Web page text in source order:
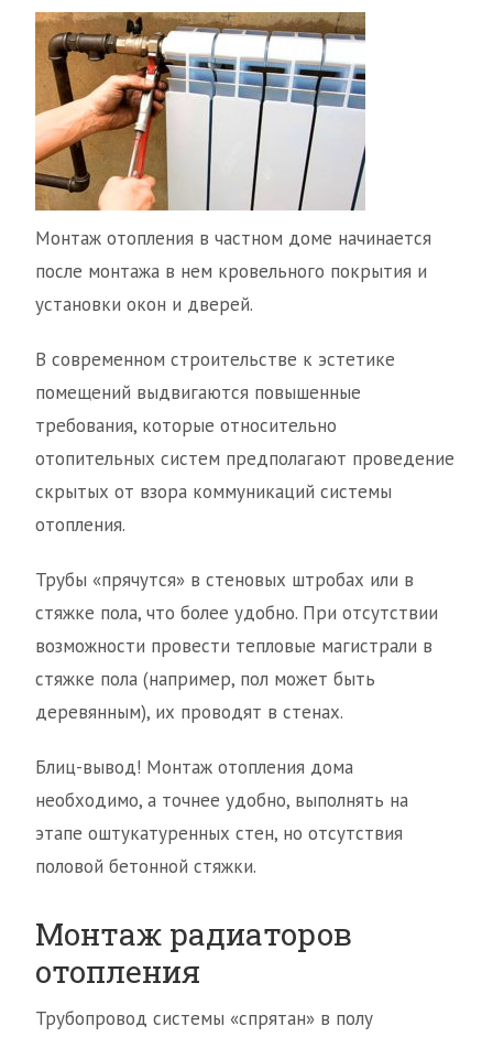
Монтаж отопления в частном доме начинается
после монтажа в нем кровельного покрытия и
установки окон и дверей.
В современном строительстве к эстетике
помещений выдвигаются повышенные
требования, которые относительно
отопительных систем предполагают проведение
скрытых от взора коммуникаций системы
отопления.
Трубы «прячутся» в стеновых штробах или в
стяжке пола, что более удобно. При отсутствии
возможности провести тепловые магистрали в
стяжке пола (например, пол может быть
деревянным), их проводят в стенах.
Блиц-вывод! Монтаж отопления дома
необходимо, а точнее удобно, выполнять на
этапе оштукатуренных стен, но отсутствия
половой бетонной стяжки.
Монтаж радиаторов
отопления
Трубопровод системы «спрятан» в полу